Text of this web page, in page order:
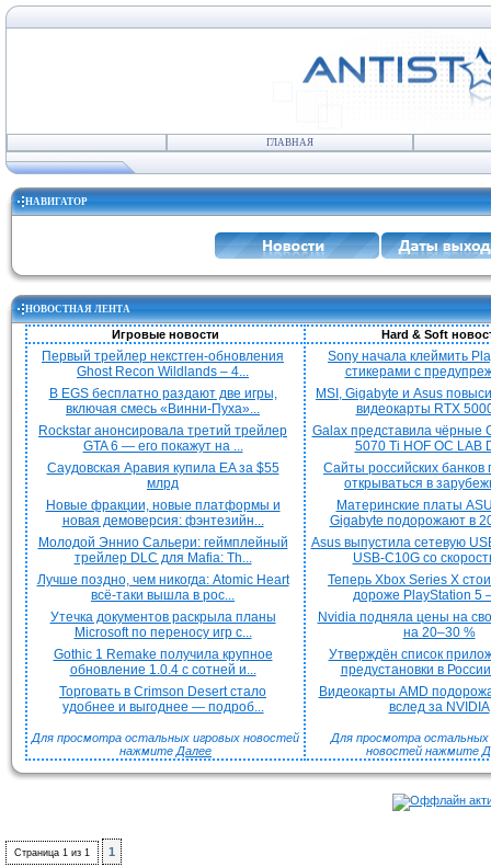
ГЛАВНАЯ
НАВИГАТОР
НОВОСТНАЯ ЛЕНТА
Игровые новости Hard & Soft
Первый трейлер некстген-обновления
Ghost Recon Wildlands – 4...
В EGS бесплатно раздают две игры,
включая смесь «Винни-Пуха»...
Rockstar анонсировала третий трейлер
GTA 6 — его покажут на ...
Саудовская Аравия купила EA за $55
млрд
Новые фракции, новые платформы и
новая демоверсия: фэнтезийн...
Молодой Эннио Сальери: геймплейный
трейлер DLC для Mafia: Th...
Лучше поздно, чем никогда: Atomic Heart
всё-таки вышла в рос...
Утечка документов раскрыла планы
Microsoft по переносу игр с...
Gothic 1 Remake получила крупное
обновление 1.0.4 с сотней и...
Торговать в Crimson Desert стало
удобнее и выгоднее — подроб...
Для просмотра остальных игровых новостей
нажмите Далее
Sony начала клеймить
стикерами с
MSI, Gigabyte и Asus
видеокарты RTX
Galax представила чёрные
5070 Ti HOF OC LAB
Сайты российских банков
открываться в
Материнские платы
Gigabyte подорожают в
Asus выпустила сетевую
USB-C10G со
Теперь Xbox Series X
дороже PlayStation 5
Nvidia подняла цены на
на 20–30 %
Утверждён список
предустановки в
Видеокарты AMD
вслед за NVIDIA
Для просмотра остальных
новостей нажмите
Страница 1 из 1
1